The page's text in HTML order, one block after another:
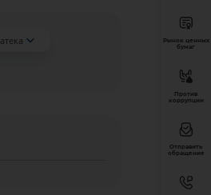
Рынок ценных
бумаг
Против
коррупции
Отправить
обращение